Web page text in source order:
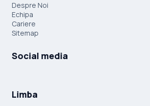
Despre Noi
Echipa
Cariere
Sitemap
Social media
Limba